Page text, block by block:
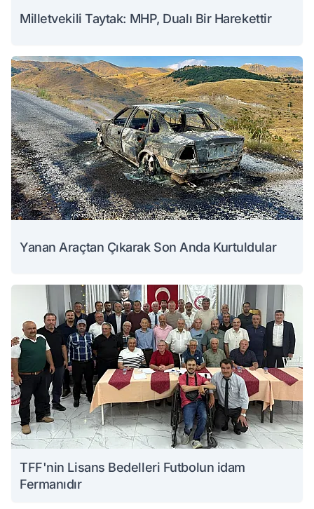
Milletvekili Taytak: MHP, Dualı Bir Harekettir
Yanan Araçtan Çıkarak Son Anda Kurtuldular
TFF'nin Lisans Bedelleri Futbolun idam
Fermanıdır